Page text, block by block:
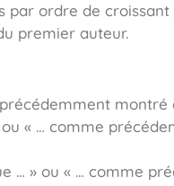
ordre de croissant
premier auteur.
« … comme
… » ou « … comme